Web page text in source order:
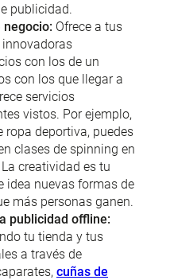
publicidad.
negocio: Ofrece a tus
con los de un
con los que llegar a
servicios
vistos. Por ejemplo,
ropa deportiva, puedes
clases de spinning en
creatividad es tu
idea nuevas formas de
más personas ganen.
publicidad offline:
tu tienda y tus
a través de
cuñas de